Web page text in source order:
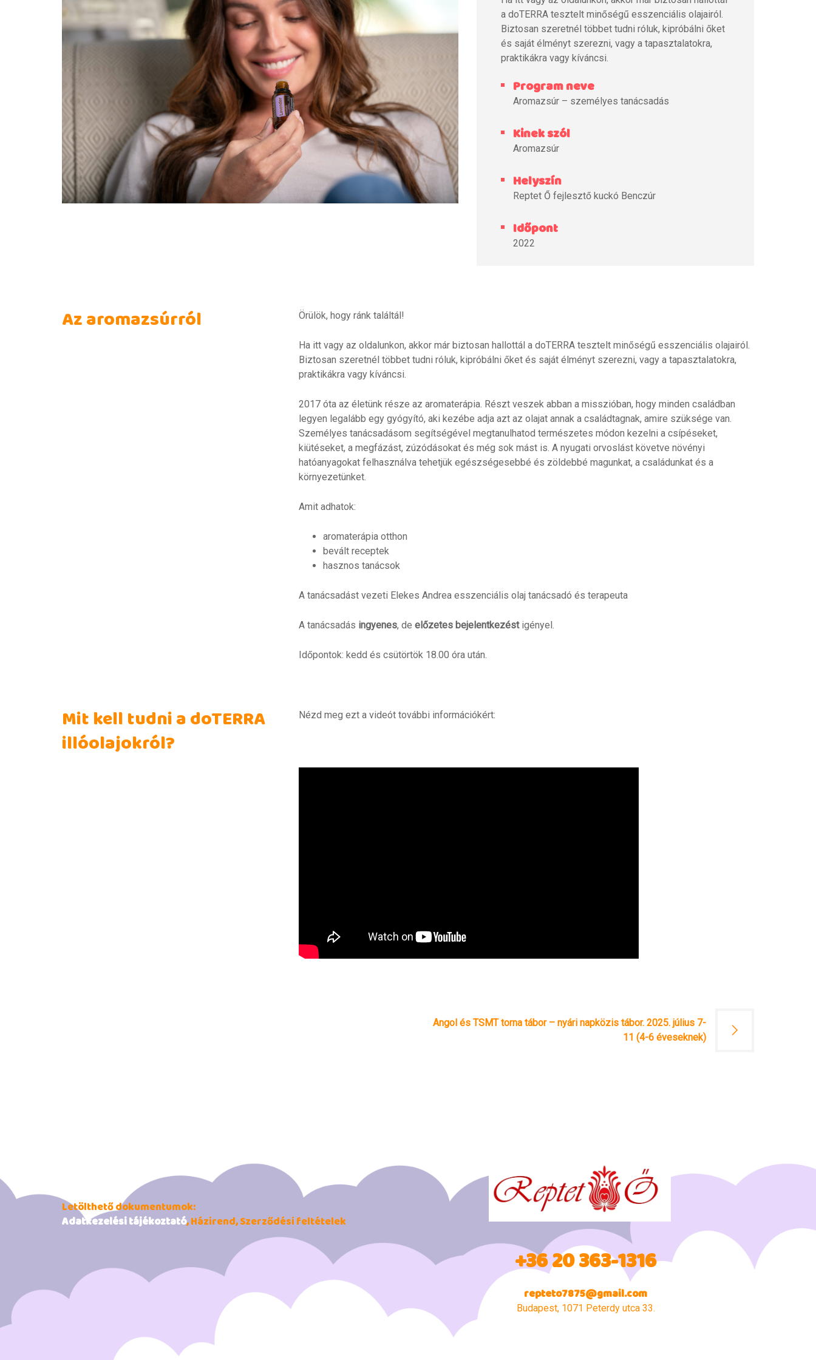
a doTERRA tesztelt minőségű esszenciális olajairól.
Biztosan szeretnél többet tudni róluk, kipróbálni őket
és saját élményt szerezni, vagy a tapasztalatokra,
praktikákra vagy kíváncsi.
Program neve
Aromazsúr – személyes tanácsadás
Kinek szól
Aromazsúr
Helyszín
Reptet Ő fejlesztő kuckó Benczúr
Időpont
2022
Az aromazsúrról Örülök, hogy ránk találtál!
Ha itt vagy az oldalunkon, akkor már biztosan hallottál a doTERRA tesztelt minőségű esszenciális olajairól.
Biztosan szeretnél többet tudni róluk, kipróbálni őket és saját élményt szerezni, vagy a tapasztalatokra,
praktikákra vagy kíváncsi.
2017 óta az életünk része az aromaterápia. Részt veszek abban a misszióban, hogy minden családban
legyen legalább egy gyógyító, aki kezébe adja azt az olajat annak a családtagnak, amire szüksége van.
Személyes tanácsadásom segítségével megtanulhatod természetes módon kezelni a csípéseket,
kiütéseket, a megfázást, zúzódásokat és még sok mást is. A nyugati orvoslást követve növényi
hatóanyagokat felhasználva tehetjük egészségesebbé és zöldebbé magunkat, a családunkat és a
környezetünket.
Amit adhatok:
aromaterápia otthon
bevált receptek
hasznos tanácsok
A tanácsadást vezeti Elekes Andrea esszenciális olaj tanácsadó és terapeuta
A tanácsadás ingyenes, de előzetes bejelentkezéstigényel.
Időpontok: kedd és csütörtök 18.00 óra után.
Mit kell tudni a doTERRA
illóolajokról?
Nézd meg ezt a videót további információkért:
Angol és TSMT torna tábor – nyári napközis tábor. 2025. július 7-
11 (4-6 éveseknek)
Letölthető dokumentumok:
Adatkezelési tájékoztató, Házirend, Szerződési feltételek
+36 20 363-1316
repteto7875@gmail.com
Budapest, 1071 Peterdy utca 33.